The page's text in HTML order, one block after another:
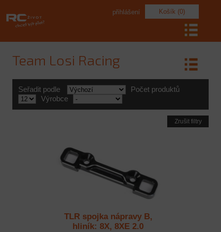
Košík (0)
přihlášení
Team Losi Racing
Seřadit podle
Počet produktů
Výrobce
Zrušit filtry
TLR spojka nápravy B,
hliník: 8X, 8XE 2.0